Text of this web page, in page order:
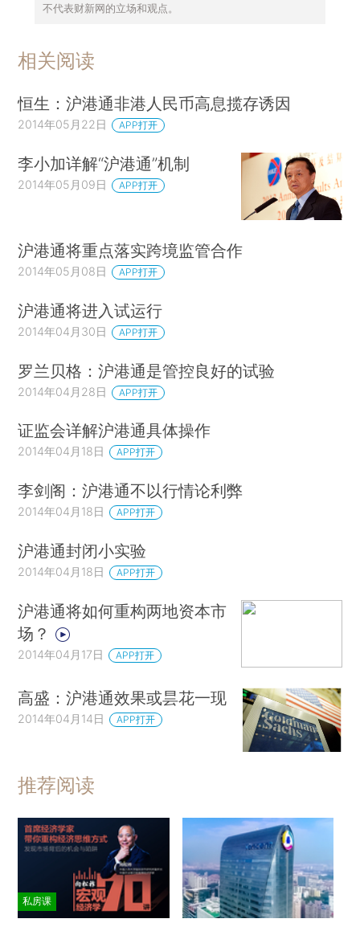
不代表财新网的立场和观点。
相关阅读
恒生：沪港通非港人民币高息揽存诱因
2014年05月22日 APP打开
李小加详解“沪港通”机制
2014年05月09日 APP打开
沪港通将重点落实跨境监管合作
2014年05月08日 APP打开
沪港通将进入试运行
2014年04月30日 APP打开
罗兰贝格：沪港通是管控良好的试验
2014年04月28日 APP打开
证监会详解沪港通具体操作
2014年04月18日 APP打开
李剑阁：沪港通不以行情论利弊
2014年04月18日 APP打开
沪港通封闭小实验
2014年04月18日 APP打开
沪港通将如何重构两地资本市
场？
2014年04月17日 APP打开
高盛：沪港通效果或昙花一现
2014年04月14日 APP打开
推荐阅读
私房课